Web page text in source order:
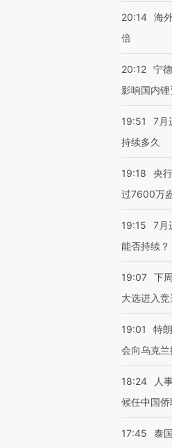
20:14 海
倍
20:12 宁
影响国内
19:51
7月
持续多久
19:18
央
过7600万
19:15
7月
能否持续？
19:07 下
大选进入
19:01
特
会向乌克
18:24
人
候任中国
17:45 泰